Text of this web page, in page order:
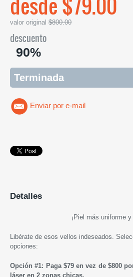
valor original $800.00
descuento
90%
Terminada
Enviar por e-mail
Detalles
¡Piel más uniforme
Libérate de esos vellos indeseados.
opciones:
Opción #1: Paga $79 en vez de $800
láser en 2 zonas chicas.